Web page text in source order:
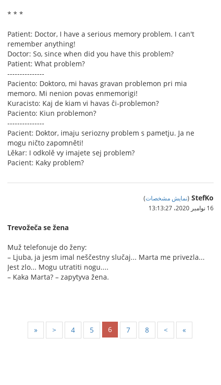
* * *
Patient: Doctor, I have a serious memory problem. I can't
remember anything!
Doctor: So, since when did you have this problem?
Patient: What problem?
---------------
Paciento: Doktoro, mi havas gravan problemon pri mia
memoro. Mi nenion povas enmemorigi!
Kuracisto: Kaj de kiam vi havas ĉi-problemon?
Paciento: Kiun problemon?
---------------
Pacient: Doktor, imaju seriozny problem s pametju. Ja ne
mogu ničto zapomněti!
Lěkar: I odkolě vy imajete sej problem?
Pacient: Kaky problem?
StefKo
(نمایش مشخصات)
16 نوامبر 2020،‏ 13:13:27
Trevožeča se žena
Muž telefonuje do ženy:
– Ljuba, ja jesm imal neščestny slučaj... Marta me privezla...
Jest zlo... Mogu utratiti nogu....
– Kaka Marta? – zapytyva žena.
« < 4 5 6 7 8 > »